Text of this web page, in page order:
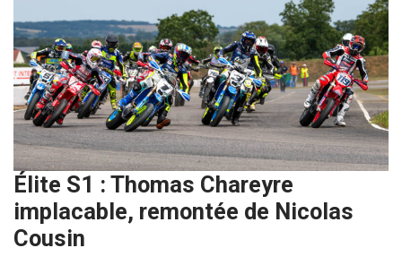
Élite S1 : Thomas Chareyre
implacable, remontée de Nicolas
Cousin